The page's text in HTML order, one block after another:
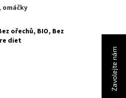
Zavolejte nám
ořechů, BIO, Bez
diet